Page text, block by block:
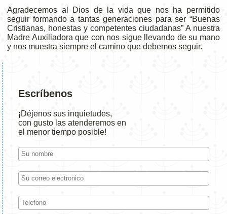
Agradecemos al Dios de la vida que nos ha permitido
seguir formando a tantas generaciones para ser “Buenas
Cristianas, honestas y competentes ciudadanas” A nuestra
Madre Auxiliadora que con nos sigue llevando de su mano
y nos muestra siempre el camino que debemos seguir.
Escríbenos
¡Déjenos sus inquietudes,
con gusto las atenderemos en
el menor tiempo posible!